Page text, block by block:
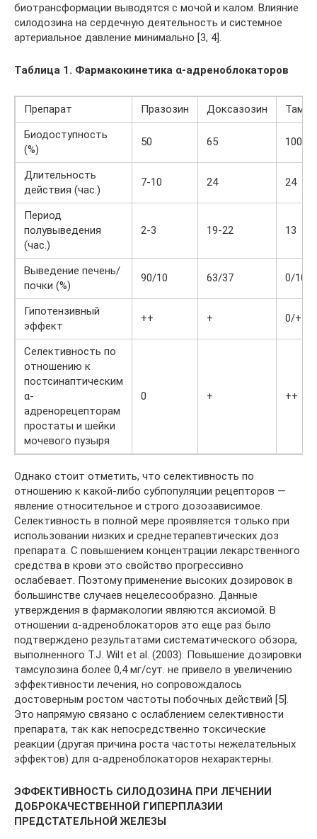
биотрансформации выводятся с мочой и калом. Влияние
силодозина на сердечную деятельность и системное
артериальное давление минимально [3, 4].
Таблица 1. Фармакокинетика α-адреноблокаторов
Препарат Празозин Доксазозин
Биодоступность
(%)
50 65 100
Длительность
действия (час.)
7-10 24 24
Период
полувыведения
(час.)
2-3 19-22 13
Выведение печень/
почки (%)
90/10 63/37 0/100
Гипотензивный
эффект
++ + 0/+
Селективность по
отношению к
постсинаптическим
α-
адренорецепторам
простаты и шейки
мочевого пузыря
0 + ++
Однако стоит отметить, что селективность по
отношению к какой-либо субпопуляции рецепторов —
явление относительное и строго дозозависимое.
Селективность в полной мере проявляется только при
использовании низких и среднетерапевтических доз
препарата. С повышением концентрации лекарственного
средства в крови это свойство прогрессивно
ослабевает. Поэтому применение высоких дозировок в
большинстве случаев нецелесообразно. Данные
утверждения в фармакологии являются аксиомой. В
отношении α-адреноблокаторов это еще раз было
подтверждено результатами систематического обзора,
выполненного T.J. Wilt et al. (2003). Повышение дозировки
тамсулозина более 0,4 мг/сут. не привело в увеличению
эффективности лечения, но сопровождалось
достоверным ростом частоты побочных действий [5].
Это напрямую связано с ослаблением селективности
препарата, так как непосредственно токсические
реакции (другая причина роста частоты нежелательных
эффектов) для α-адреноблокаторов нехарактерны.
ЭФФЕКТИВНОСТЬ СИЛОДОЗИНА ПРИ ЛЕЧЕНИИ
ДОБРОКАЧЕСТВЕННОЙ ГИПЕРПЛАЗИИ
ПРЕДСТАТЕЛЬНОЙ ЖЕЛЕЗЫ